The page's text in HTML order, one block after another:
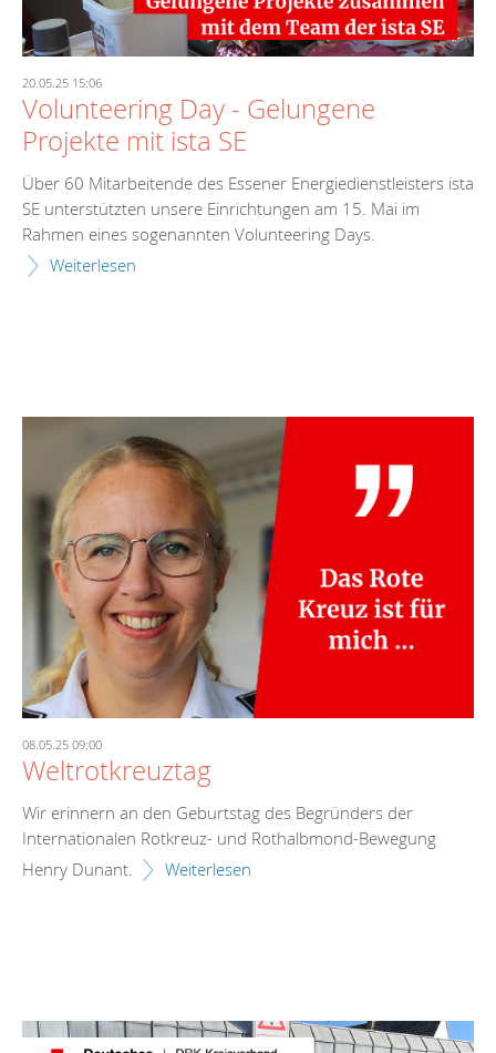
20.05.25 15:06
Volunteering Day - Gelungene
Projekte mit ista SE
Über 60 Mitarbeitende des Essener Energiedienstleisters ista
SE unterstützten unsere Einrichtungen am 15. Mai im
Rahmen eines sogenannten Volunteering Days.
Weiterlesen
08.05.25 09:00
Weltrotkreuztag
Wir erinnern an den Geburtstag des Begründers der
Internationalen Rotkreuz- und Rothalbmond-Bewegung
Henry Dunant.
Weiterlesen